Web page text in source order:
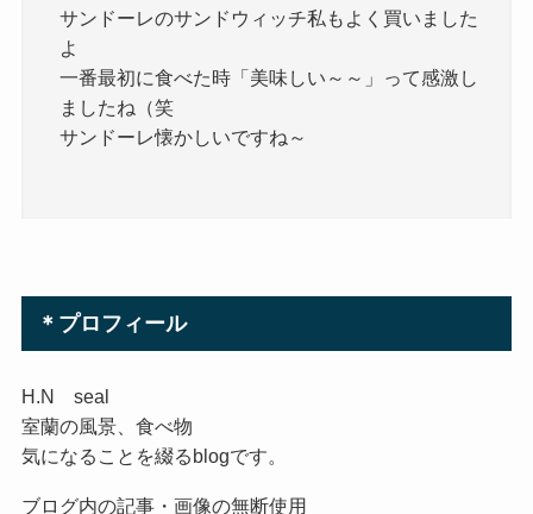
サンドーレのサンドウィッチ私もよく買いました
よ
一番最初に食べた時「美味しい～～」って感激し
ましたね（笑
サンドーレ懐かしいですね～
＊プロフィール
H.N seal
室蘭の風景、食べ物
気になることを綴るblogです。
ブログ内の記事・画像の無断使用